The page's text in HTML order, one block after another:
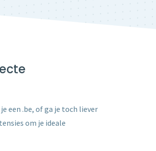
een .be, of ga je toch liever
om je ideale